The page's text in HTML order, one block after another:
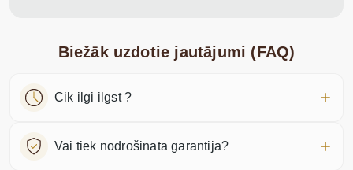
Biežāk uzdotie jautājumi (FAQ)
Cik ilgi ilgst ?
Vai tiek nodrošināta garantija?